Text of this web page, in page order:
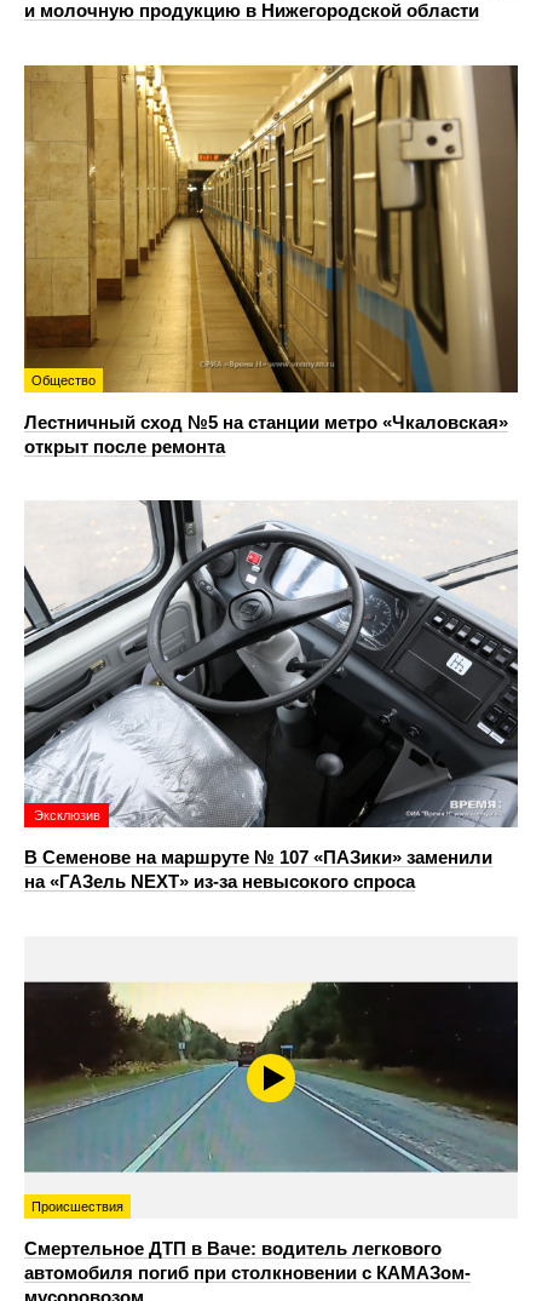
и молочную продукцию в Нижегородской области
Общество
Лестничный сход №5 на станции метро «Чкаловская»
открыт после ремонта
Эксклюзив
В Семенове на маршруте № 107 «ПАЗики» заменили
на «ГАЗель NEXT» из‑за невысокого спроса
Происшествия
Смертельное ДТП в Ваче: водитель легкового
автомобиля погиб при столкновении с КАМАЗом-